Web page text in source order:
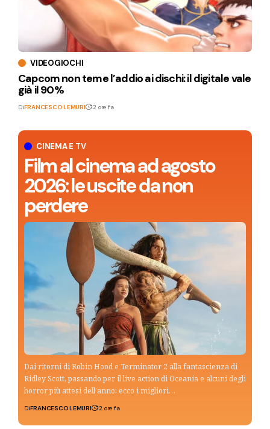
CINEMA E TV
Film al cinema ad agosto
2026: le uscite da non
perdere
Dai ritorni di Robin Hood e Terminator 2 alla fantascienza di
Ridley Scott, passando per il live action di Oceania e alcuni degli
horror più attesi dell’anno: ecco i migliori…
DiFRANCESCO LEMURI 12 ore fa
VIDEOGIOCHI
Capcom non teme l’addio ai dischi: il digitale vale
già il 90%
DiFRANCESCO LEMURI 12 ore fa